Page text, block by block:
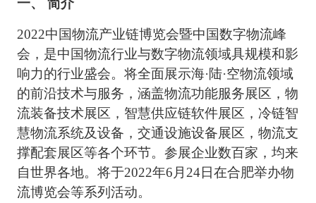
一、 简介
2022中国物流产业链博览会暨中国数字物流峰
会，是中国物流行业与数字物流领域具规模和影
响力的行业盛会。将全面展示海·陆·空物流领域
的前沿技术与服务，涵盖物流功能服务展区，物
流装备技术展区，智慧供应链软件展区， 冷链智
慧物流系统及设备， 交通设施设备展区，物流支
撑配套展区等各个环节。参展企业数百家，均来
自世界各地。将于2022年6 月 24日在合肥举办物
流博览会等系列活动。